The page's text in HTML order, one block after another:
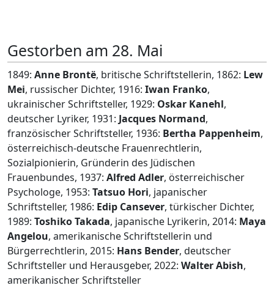
Gestorben am 28. Mai
1849: Anne Brontë, britische Schriftstellerin, 1862: Lew
Mei, russischer Dichter, 1916: Iwan Franko,
ukrainischer Schriftsteller, 1929: Oskar Kanehl,
deutscher Lyriker, 1931: Jacques Normand,
französischer Schriftsteller, 1936: Bertha Pappenheim,
österreichisch-deutsche Frauenrechtlerin,
Sozialpionierin, Gründerin des Jüdischen
Frauenbundes, 1937: Alfred Adler, österreichischer
Psychologe, 1953: Tatsuo Hori, japanischer
Schriftsteller, 1986: Edip Cansever, türkischer Dichter,
1989: Toshiko Takada, japanische Lyrikerin, 2014: Maya
Angelou, amerikanische Schriftstellerin und
Bürgerrechtlerin, 2015: Hans Bender, deutscher
Schriftsteller und Herausgeber, 2022: Walter Abish,
amerikanischer Schriftsteller